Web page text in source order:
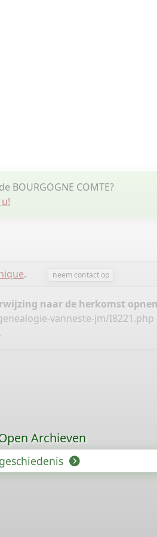
BOURGOGNE COMTE?
. neem contact op
naar de herkomst
vanneste-jm/I8221.php
Archieven